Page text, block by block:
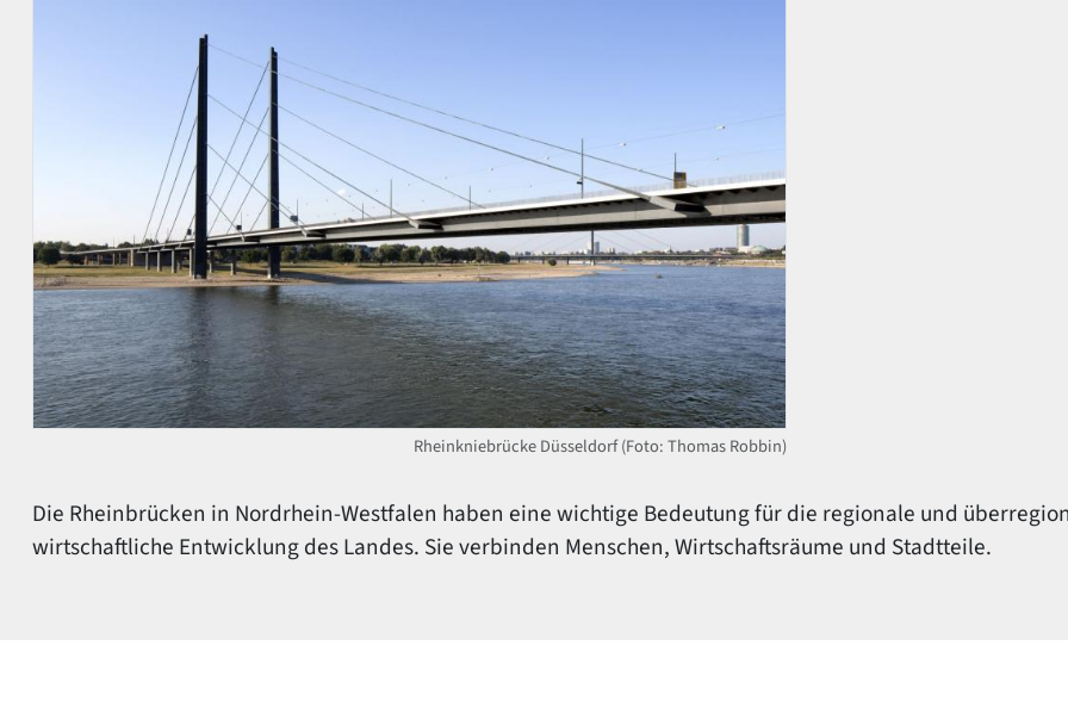
Rheinkniebrücke Düsseldorf (Foto: Thomas Robbin)
Die Rheinbrücken in Nordrhein-Westfalen haben eine wichtige Bedeutung für die regionale und
wirtschaftliche Entwicklung des Landes. Sie verbinden Menschen, Wirtschaftsräume und Stadtteile.